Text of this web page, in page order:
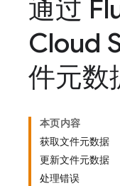
通过
Cloud
件元数
本页内容
获取文件元数据
更新文件元数据
处理错误